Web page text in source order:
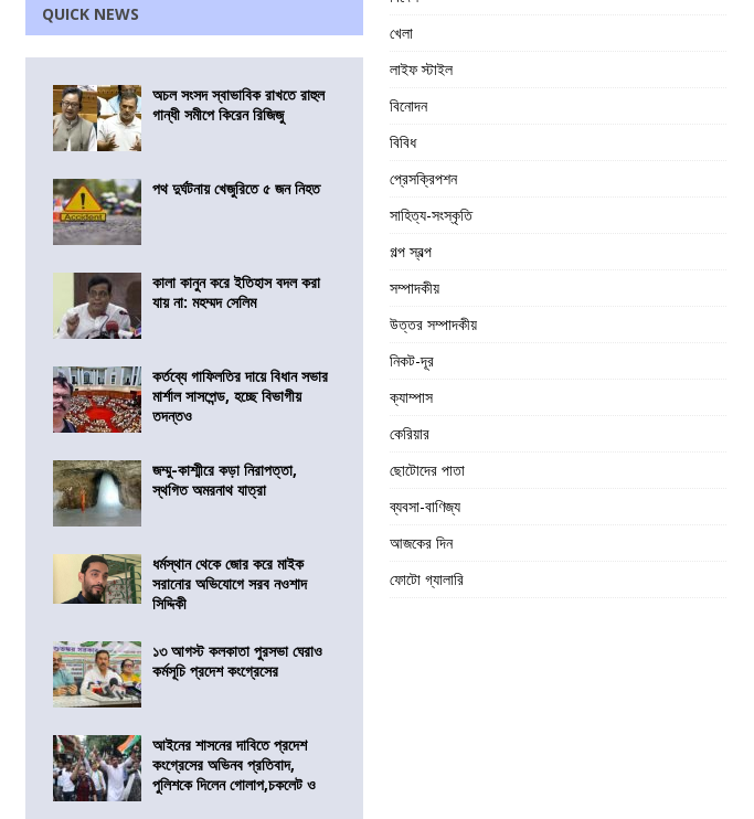
QUICK NEWS
অচল সংসদ স্বাভাবিক রাখতে রাহুল
গান্ধী সমীপে কিরেন রিজিজু
পথ দুর্ঘটনায় খেজুরিতে ৫ জন নিহত
কালা কানুন করে ইতিহাস বদল করা
যায় না: মহম্মদ সেলিম
কর্তব্যে গাফিলতির দায়ে বিধান সভার
মার্শাল সাসপেন্ড, হচ্ছে বিভাগীয়
তদন্তও
জম্মু-কাশ্মীরে কড়া নিরাপত্তা,
স্থগিত অমরনাথ যাত্রা
ধর্মস্থান থেকে জোর করে মাইক
সরানোর অভিযোগে সরব নওশাদ
সিদ্দিকী
১৩ আগস্ট কলকাতা পুরসভা ঘেরাও
কর্মসূচি প্রদেশ কংগ্রেসের
আইনের শাসনের দাবিতে প্রদেশ
কংগ্রেসের অভিনব প্রতিবাদ,
পুলিশকে দিলেন গোলাপ,চকলেট ও
খেলা
লাইফ স্টাইল
বিনোদন
বিবিধ
প্রেসক্রিপশন
সাহিত্য-সংস্কৃতি
গল্প স্বল্প
সম্পাদকীয়
উত্তর সম্পাদকীয়
নিকট-দূর
ক্যাম্পাস
কেরিয়ার
ছোটোদের পাতা
ব্যবসা-বাণিজ্য
আজকের দিন
ফোটো গ্যালারি